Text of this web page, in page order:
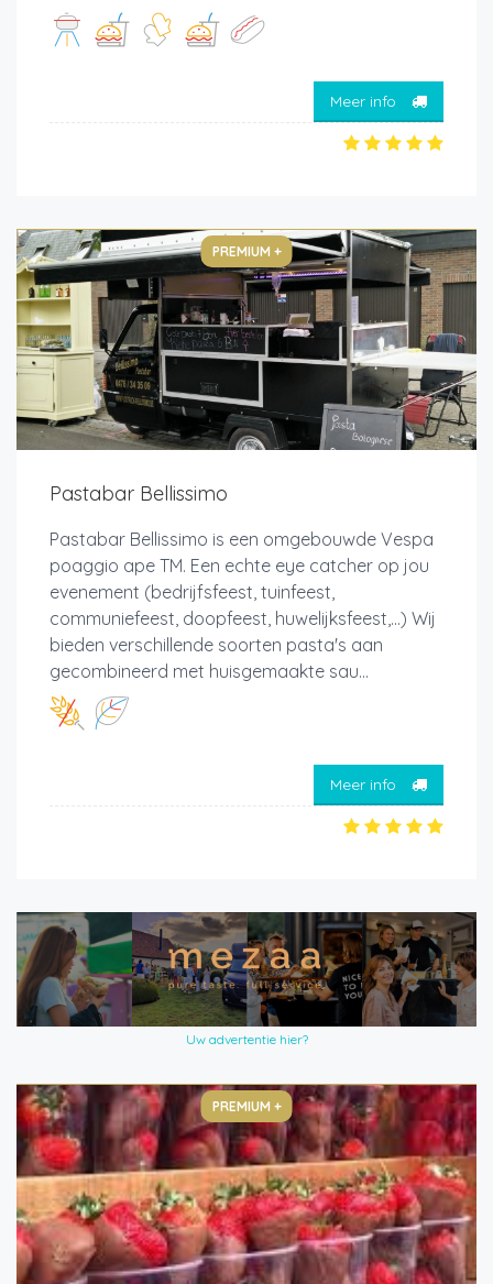
Meer info
PREMIUM +
Pastabar Bellissimo
Pastabar Bellissimo is een omgebouwde Vespa
poaggio ape TM. Een echte eye catcher op jou
evenement (bedrijfsfeest, tuinfeest,
communiefeest, doopfeest, huwelijksfeest,...) Wij
bieden verschillende soorten pasta's aan
gecombineerd met huisgemaakte sau...
Meer info
Uw advertentie hier?
PREMIUM +